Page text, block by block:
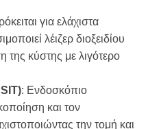
για ελάχιστα
λέιζερ διοξειδίου
της κύστης με λιγότερο
: Ενδοσκόπιο
και τον
την τομή και